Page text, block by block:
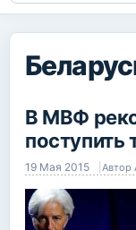
В МВФ
поступить
19 Мая 2015 Автор